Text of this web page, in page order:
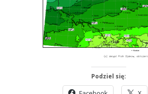
Podziel się: